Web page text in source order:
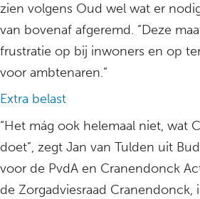
zien volgens Oud wel wat er
van bovenaf afgeremd. “Deze
frustratie op bij inwoners en op
voor ambtenaren.”
Extra belast
“Het mág ook helemaal niet, wat
doet”, zegt Jan van Tulden uit
voor de PvdA en Cranendonck
de Zorgadviesraad Cranendonck,